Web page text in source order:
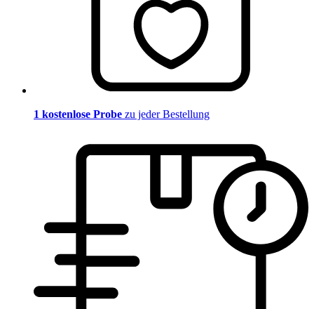
1 kostenlose Probe zu jeder Bestellung